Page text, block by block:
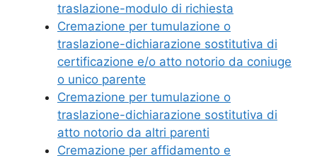
traslazione-modulo di richiesta
Cremazione per tumulazione o
traslazione-dichiarazione sostitutiva di
certificazione e/o atto notorio da coniuge
o unico parente
Cremazione per tumulazione o
traslazione-dichiarazione sostitutiva di
atto notorio da altri parenti
Cremazione per affidamento e